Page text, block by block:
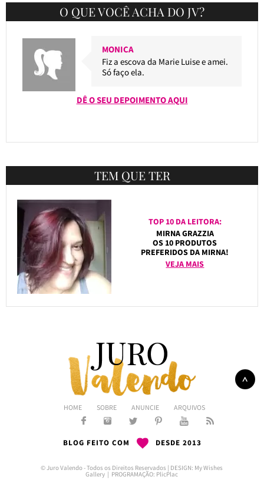
O QUE VOCÊ ACHA DO JV?
MONICA
Fiz a escova da Marie Luise e amei.
Só faço ela.
DÊ O SEU DEPOIMENTO AQUI
TEM QUE TER
TOP 10 DA LEITORA:
MIRNA GRAZZIA
OS 10 PRODUTOS
PREFERIDOS DA MIRNA!
VEJA MAIS
HOME SOBRE ANUNCIE ARQUIVOS
BLOG FEITO COM DESDE 2013
© Juro Valendo - Todos os Direitos Reservados | DESIGN: My Wishes
Gallery | PROGRAMAÇÃO: PlicPlac